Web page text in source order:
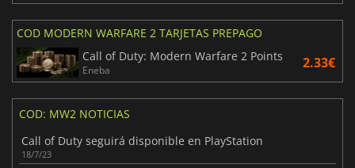
COD MODERN WARFARE 2 TARJETAS PREPAGO
Call of Duty: Modern Warfare 2 Points
Eneba 2.33€
COD: MW2 NOTICIAS
Call of Duty seguirá disponible en PlayStation
18/7/23